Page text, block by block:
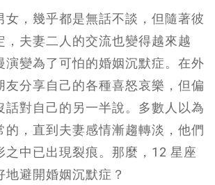
女，幾乎都是無話不談，但隨著彼
，夫妻二人的交流也變得越來越
演變為了可怕的婚姻沉默症。在外
友分享自己的各種喜怒哀樂，但偏
話對自己的另一半說。多數人以為
的，直到夫妻感情漸趨轉淡，他們
之中已出現裂痕。那麼，12 星座
避開婚姻沉默症？